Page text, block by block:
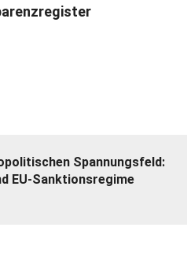
Spannungsfeld:
EU-Sanktionsregime